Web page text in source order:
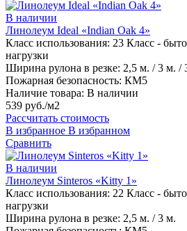
В наличии
Линолеум Ideal «Indian Oak 4»
Класс использования: 23 Класс -
нагрузки
Ширина рулона в резке: 2,5 м. / 3 м. /
Пожарная безопасность: КМ5
Наличие товара: В наличии
539 руб./м2
Рассчитать стоимость
В избранное В избранном
Сравнить
В наличии
Линолеум Sinteros «Kitty 1»
Класс использования: 22 Класс -
нагрузки
Ширина рулона в резке: 2,5 м. / 3 м.